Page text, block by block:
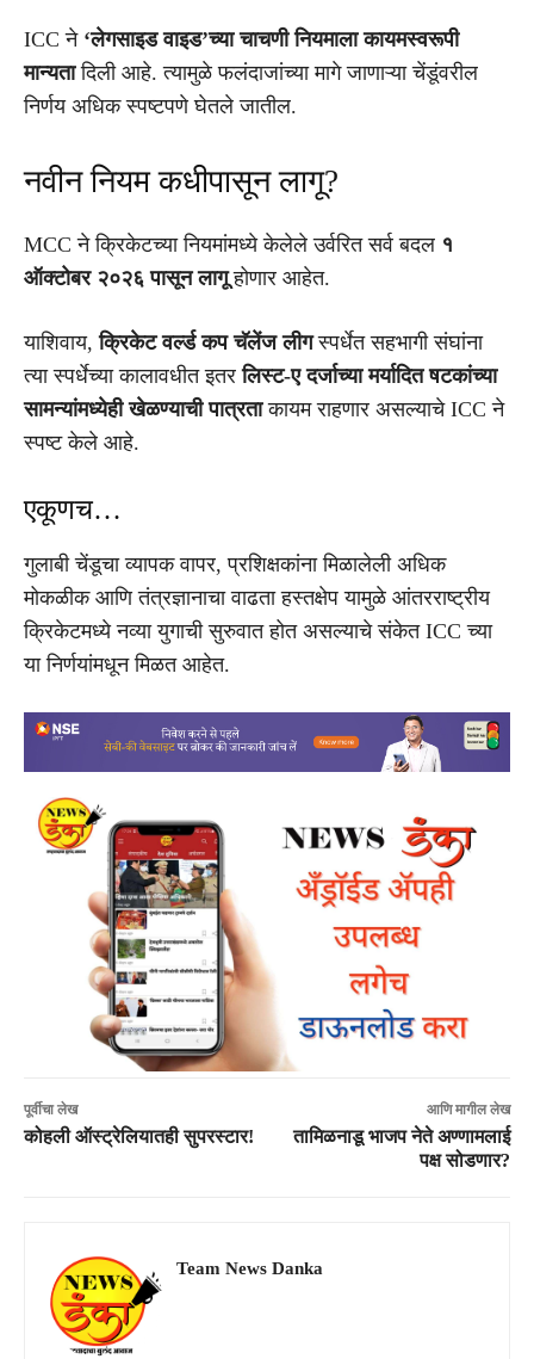
ICC ने ‘लेगसाइड वाइड’च्या चाचणी नियमाला कायमस्वरूपी
मान्यतादिली आहे. त्यामुळे फलंदाजांच्या मागे जाणाऱ्या चेंडूंवरील
निर्णय अधिक स्पष्टपणे घेतले जातील.
नवीन नियम कधीपासून लागू?
MCC ने क्रिकेटच्या नियमांमध्ये केलेले उर्वरित सर्व बदल १
ऑक्टोबर २०२६ पासून लागूहोणार आहेत.
याशिवाय,क्रिकेट वर्ल्ड कप चॅलेंज लीगस्पर्धेत सहभागी संघांना
त्या स्पर्धेच्या कालावधीत इतरलिस्ट-ए दर्जाच्या मर्यादित षटकांच्या
सामन्यांमध्येही खेळण्याची पात्रताकायम राहणार असल्याचे ICC ने
स्पष्ट केले आहे.
एकूणच…
गुलाबी चेंडूचा व्यापक वापर, प्रशिक्षकांना मिळालेली अधिक
मोकळीक आणि तंत्रज्ञानाचा वाढता हस्तक्षेप यामुळे आंतरराष्ट्रीय
क्रिकेटमध्ये नव्या युगाची सुरुवात होत असल्याचे संकेत ICC च्या
या निर्णयांमधून मिळत आहेत.
पूर्वीचा लेख
कोहली ऑस्ट्रेलियातही सुपरस्टार!
आणि मागील लेख
तामिळनाडू भाजप नेते अण्णामलाई
पक्ष सोडणार?
Team News Danka